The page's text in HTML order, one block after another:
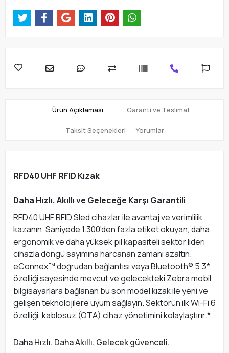
Ürün Açıklaması Garanti ve Teslimat
Taksit Seçenekleri Yorumlar
RFD40 UHF RFID Kızak
Daha Hızlı, Akıllı ve Geleceğe Karşı Garantili
RFD40 UHF RFID Sled cihazlar ile avantaj ve verimlilik
kazanın. Saniyede 1.300'den fazla etiket okuyan, daha
ergonomik ve daha yüksek pil kapasiteli sektör lideri
cihazla döngü sayımına harcanan zamanı azaltın.
eConnex™ doğrudan bağlantısı veya Bluetooth® 5.3*
özelliği sayesinde mevcut ve gelecekteki Zebra mobil
bilgisayarlara bağlanan bu son model kızak ile yeni ve
gelişen teknolojilere uyum sağlayın. Sektörün ilk Wi-Fi 6
özelliği, kablosuz (OTA) cihaz yönetimini kolaylaştırır.*
Daha Hızlı. Daha Akıllı. Gelecek güvenceli.